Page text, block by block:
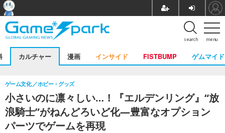
menu
search
カルチャー 漫画 インサイド FISTBUMP ゲムマイド
小さいのに凛々しい…！『エルデンリング』“放
浪騎士”がねんどろいど化―豊富なオプション
パーツでゲームを再現
ゲーム文化 ホビー・グッズ